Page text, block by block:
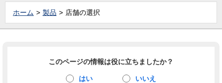
ホーム 製品 店舗の選択
このページの情報は役に立ちましたか？
はい いいえ